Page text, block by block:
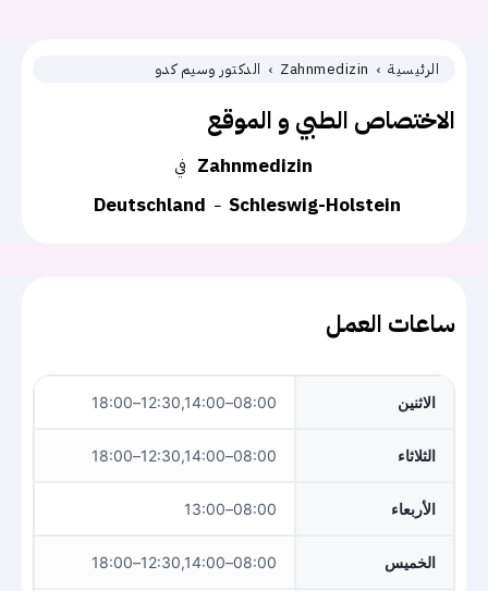
الرئيسية Zahnmedizin الدكتور وسيم كدو
الاختصاص الطبي و الموقع
في Zahnmedizin
Deutschland
Schleswig-Holstein
ساعات العمل
الاثنين 08:00–12:30,14:00–18:00
الثلاثاء 08:00–12:30,14:00–18:00
الأربعاء 08:00–13:00
الخميس 08:00–12:30,14:00–18:00